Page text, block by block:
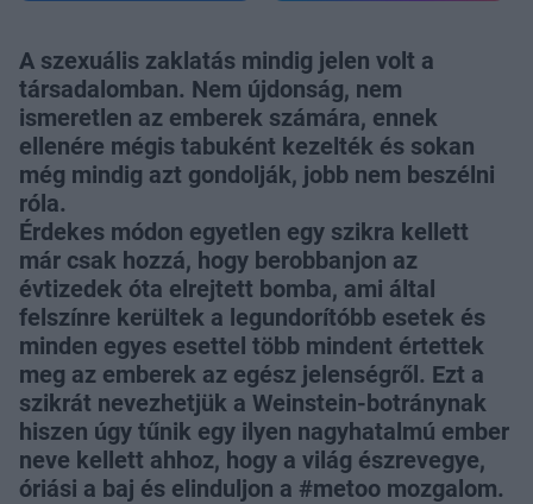
A szexuális zaklatás mindig jelen volt a
társadalomban. Nem újdonság, nem
ismeretlen az emberek számára, ennek
ellenére mégis tabuként kezelték és sokan
még mindig azt gondolják, jobb nem beszélni
róla.
Érdekes módon egyetlen egy szikra kellett
már csak hozzá, hogy berobbanjon az
évtizedek óta elrejtett bomba, ami által
felszínre kerültek a legundorítóbb esetek és
minden egyes esettel több mindent értettek
meg az emberek az egész jelenségről. Ezt a
szikrát nevezhetjük a Weinstein-botránynak
hiszen úgy tűnik egy ilyen nagyhatalmú ember
neve kellett ahhoz, hogy a világ észrevegye,
óriási a baj és elinduljon a #metoo mozgalom.